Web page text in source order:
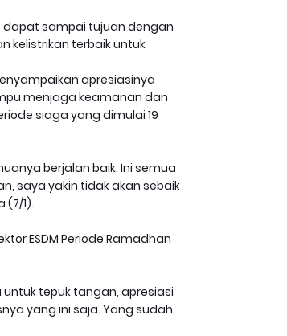
dapat sampai tujuan dengan
kelistrikan terbaik untuk
apresiasinya
menjaga keamanan dan
siaga yang dimulai 19
berjalan baik. Ini semua
saya yakin tidak akan sebaik
(7/1).
ESDM Periode Ramadhan
tepuk tangan, apresiasi
yang ini saja. Yang sudah